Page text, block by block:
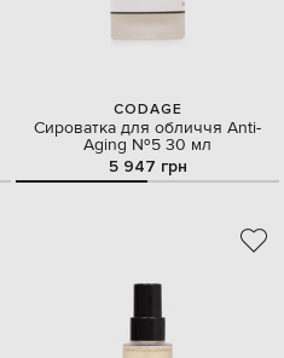
CODAGE
Сироватка для обличчя Anti-
Aging №5 30 мл
5 947 грн